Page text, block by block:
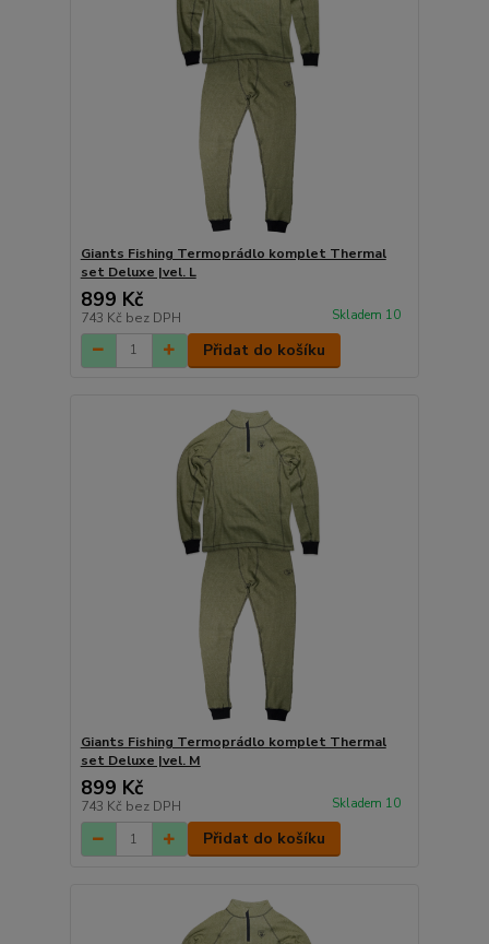
Giants Fishing Termoprádlo komplet Thermal
set Deluxe |vel. L
899 Kč
743 Kč bez DPH Skladem 10
Přidat do košíku
Giants Fishing Termoprádlo komplet Thermal
set Deluxe |vel. M
899 Kč
743 Kč bez DPH Skladem 10
Přidat do košíku